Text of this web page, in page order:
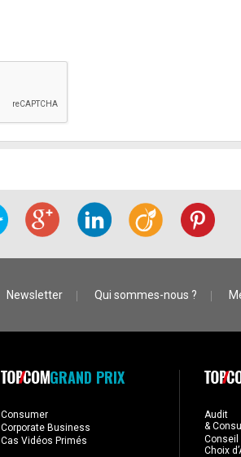
Newsletter Qui sommes-nous ?
GRAND PRIX
Consumer
Corporate Business
Cas Vidéos Primés
Audit
&
Conseil
Choix